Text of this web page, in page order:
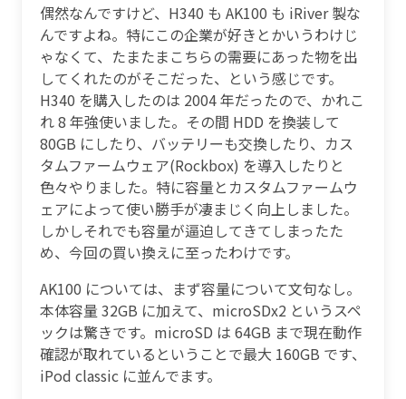
偶然なんですけど、H340 も AK100 も iRiver 製な
んですよね。特にこの企業が好きとかいうわけじ
ゃなくて、たまたまこちらの需要にあった物を出
してくれたのがそこだった、という感じです。
H340 を購入したのは 2004 年だったので、かれこ
れ 8 年強使いました。その間 HDD を換装して
80GB にしたり、バッテリーも交換したり、カス
タムファームウェア(Rockbox) を導入したりと
色々やりました。特に容量とカスタムファームウ
ェアによって使い勝手が凄まじく向上しました。
しかしそれでも容量が逼迫してきてしまったた
め、今回の買い換えに至ったわけです。
AK100 については、まず容量について文句なし。
本体容量 32GB に加えて、microSDx2 というスペ
ックは驚きです。microSD は 64GB まで現在動作
確認が取れているということで最大 160GB です、
iPod classic に並んでます。